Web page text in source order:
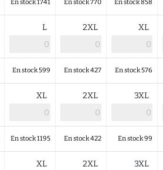
En stock 1741 En stock 770 En stock 858
L 2XL XL
En stock 599 En stock 427 En stock 576
XL 2XL 3XL
En stock 1195 En stock 422 En stock 99
XL 2XL 3XL